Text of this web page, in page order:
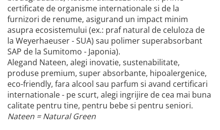
Damel Goup - Pectol (4 produse)
Damhert Nutrition (3 produse)
Dasco Distribution - EasyCare (30
produse)
Dextro Energy GmbH & Co.Kg (14
produse)
Dr. Bronner's (57produse)
Elfa Pharm (10 produse)
Eruslu Hygenic - Baby Fit (12
Absorbante zilnice - Protej Slip
Absorbate de zi/noapte
Chiloti Menstruali
Creme si Unguente
Gel Intim
Ingrijire fata
Ingrijire par
Masca si Balsam
Sampon
Scutece - Chilotel Sustenabile
Scutece Sustenabile
Servetele Umede
Seturi Copii si Bebe
Suplimente Alimentare Copii si
Bebe
Termometre Copii si Bebe
certificate de organisme internationale si de la
furnizori de renume, asigurand un impact minim
asupra ecosistemului (ex.: praf natural de celuloza de
la Weyerhaeuser - SUA) sau polimer superabsorbant
SAP de la Sumitomo - Japonia).
Alegand Nateen, alegi inovatie, sustenabilitate,
produse premium, super absorbante, hipoalergenice,
eco-friendly, fara alcool sau parfum si avand certificari
internationale - pe scurt, alegi ingrijire de cea mai buna
calitate pentru tine, pentru bebe si pentru seniori.
Nateen = Natural Green